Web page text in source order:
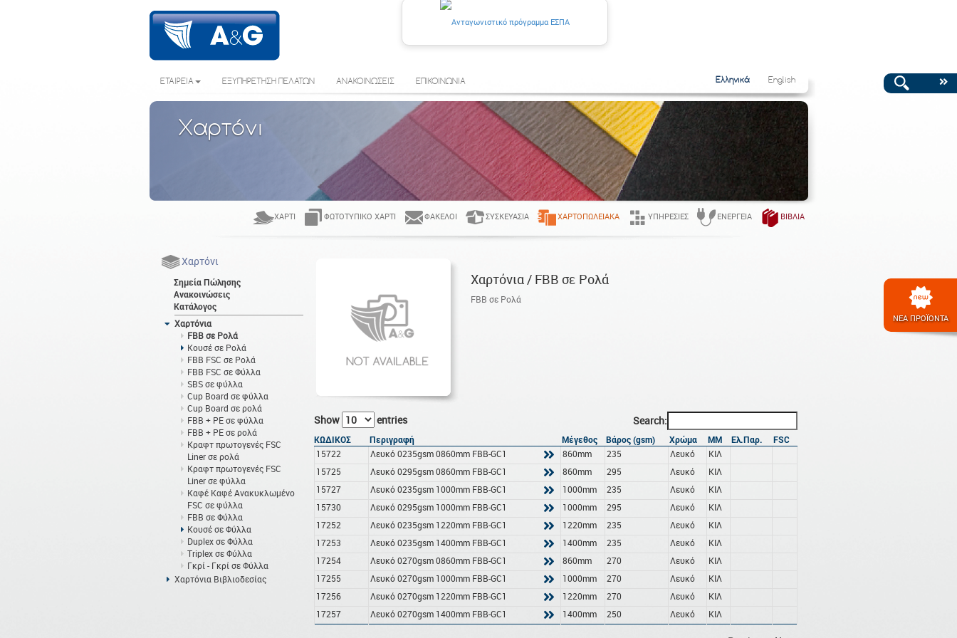
ΝΕΑ ΠΡΟΪΟΝΤΑ
ΕΤΑΙΡΕΙΑ ΕΞΥΠΗΡΕΤΗΣΗ ΠΕΛΑΤΩΝ ΑΝΑΚΟΙΝΩΣΕΙΣ ΕΠΙΚΟΙΝΩΝΙΑ Ελληνικά English
Χαρτόνι
ΧΑΡΤΊ ΦΩΤΟΤΥΠΙΚΌ ΧΑΡΤΊ ΦΆΚΕΛΟΙ ΣΥΣΚΕΥΑΣΊΑ ΧΑΡΤΟΠΩΛΕΙΑΚΆ ΥΠΗΡΕΣΊΕΣ ΕΝΈΡΓΕΙΑ ΒΙΒΛΊΑ
Χαρτόνι
Σημεία Πώλησης
Ανακοινώσεις
Κατάλογος
Χαρτόνια
FBB σε Ρολά
Κουσέ σε Ρολά
FBB FSC σε Ρολά
FBB FSC σε Φύλλα
SBS σε φύλλα
Cup Board σε φύλλα
Cup Board σε ρολά
FBB + PE σε φύλλα
FBB + PE σε ρολά
Κραφτ πρωτογενές FSC
Liner σε ρολά
Κραφτ πρωτογενές FSC
Liner σε φύλλα
Καφέ Καφέ Ανακυκλωμένο
FSC σε φύλλα
FBB σε Φύλλα
Κουσέ σε Φύλλα
Duplex σε Φύλλα
Triplex σε Φύλλα
Γκρί - Γκρί σε Φύλλα
Χαρτόνια Βιβλιοδεσίας
Χαρτόνια / FBB σε Ρολά
FBB σε Ρολά
Show entries Search:
ΚΩΔΙΚΟΣ Περιγραφή Μέγεθος Βάρος (gsm) Χρώμα ΜΜ Ελ.Παρ.
FSC
15722
Λευκό 0235gsm 0860mm FBB-GC1 860mm 235 Λευκό
ΚΙΛ
15725
Λευκό 0295gsm 0860mm FBB-GC1 860mm 295 Λευκό
ΚΙΛ
15727
Λευκό 0235gsm 1000mm FBB-GC1 1000mm 235 Λευκό
ΚΙΛ
15730
Λευκό 0295gsm 1000mm FBB-GC1 1000mm 295 Λευκό
ΚΙΛ
17252
Λευκό 0235gsm 1220mm FBB-GC1 1220mm 235 Λευκό
ΚΙΛ
17253
Λευκό 0235gsm 1400mm FBB-GC1 1400mm 235 Λευκό
ΚΙΛ
17254
Λευκό 0270gsm 0860mm FBB-GC1 860mm 270 Λευκό
ΚΙΛ
17255
Λευκό 0270gsm 1000mm FBB-GC1 1000mm 270 Λευκό
ΚΙΛ
17256
Λευκό 0270gsm 1220mm FBB-GC1 1220mm 270 Λευκό
ΚΙΛ
17257
Λευκό 0270gsm 1400mm FBB-GC1 1400mm 250 Λευκό ΚΙΛ